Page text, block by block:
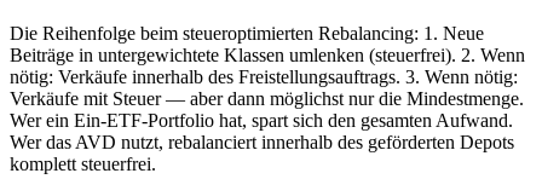
Die Reihenfolge beim steueroptimierten Rebalancing: 1. Neue
Beiträge in untergewichtete Klassen umlenken (steuerfrei). 2. Wenn
nötig: Verkäufe innerhalb des Freistellungsauftrags. 3. Wenn nötig:
Verkäufe mit Steuer — aber dann möglichst nur die Mindestmenge.
Wer ein Ein-ETF-Portfolio hat, spart sich den gesamten Aufwand.
Wer das AVD nutzt, rebalanciert innerhalb des geförderten Depots
komplett steuerfrei.